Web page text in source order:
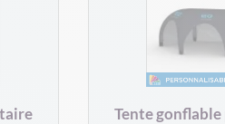
Tente